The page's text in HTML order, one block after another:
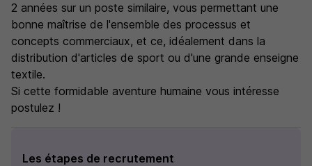
2 années sur un poste similaire, vous permettant une
bonne maîtrise de l'ensemble des processus et
concepts commerciaux, et ce, idéalement dans la
distribution d'articles de sport ou d'une grande enseigne
textile.
Si cette formidable aventure humaine vous intéresse
postulez !
Les étapes de recrutement